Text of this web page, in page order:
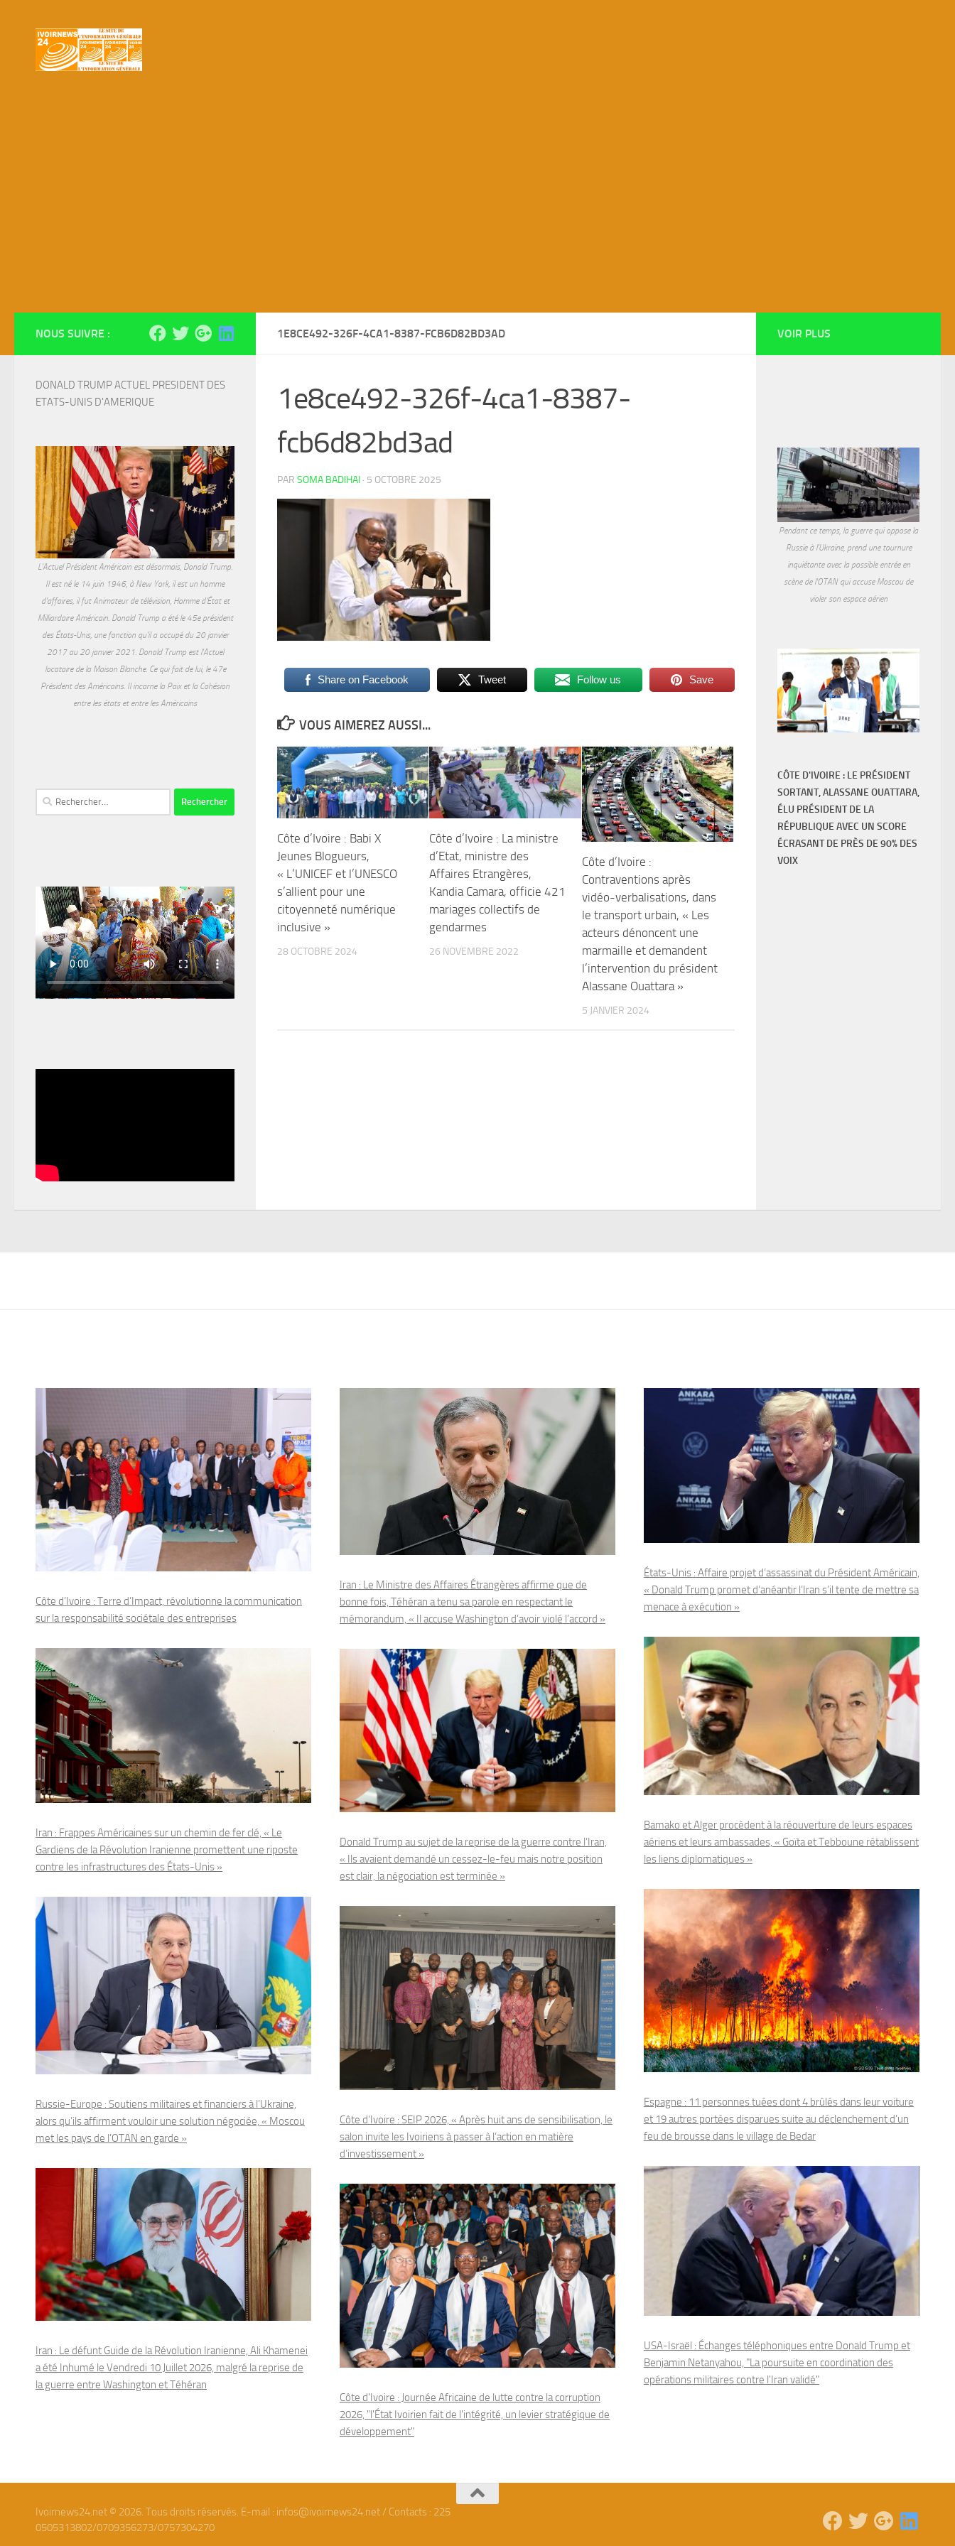
1E8CE492-326F-4CA1-8387-FCB6D82BD3AD
1e8ce492-326f-4ca1-8387-
fcb6d82bd3ad
PAR SOMA BADIHAI · 5 OCTOBRE 2025
Share on Facebook Tweet Follow us Save
VOUS AIMEREZ AUSSI...
Côte d’Ivoire : Babi X
Jeunes Blogueurs,
« L’UNICEF et l’UNESCO
s’allient pour une
citoyenneté numérique
inclusive »
28 OCTOBRE 2024
Côte d’Ivoire : La ministre
d’Etat, ministre des
Affaires Etrangères,
Kandia Camara, officie 421
mariages collectifs de
gendarmes
26 NOVEMBRE 2022
Côte d’Ivoire :
Contraventions après
vidéo-verbalisations, dans
le transport urbain, « Les
acteurs dénoncent une
marmaille et demandent
l’intervention du président
Alassane Ouattara »
5 JANVIER 2024
NOUS SUIVRE :
DONALD TRUMP ACTUEL PRESIDENT DES
ETATS-UNIS D'AMERIQUE
L'Actuel Président Américain est désormais, Donald Trump.
Il est né le 14 juin 1946, à New York, il est un homme
d'affaires, il fut Animateur de télévision, Homme d'État et
Milliardaire Américain. Donald Trump a été le 45e président
des États-Unis, une fonction qu'il a occupé du 20 janvier
2017 au 20 janvier 2021. Donald Trump est l'Actuel
locataire de la Maison Blanche. Ce qui fait de lui, le 47e
Président des Américains. Il incarne la Paix et la Cohésion
entre les états et entre les Américains
Rechercher :
VOIR PLUS
Pendant ce temps, la guerre qui oppose la
Russie à l'Ukraine, prend une tournure
inquiétante avec la possible entrée en
scène de l'OTAN qui accuse Moscou de
violer son espace aérien
CÔTE D'IVOIRE : LE PRÉSIDENT
SORTANT, ALASSANE OUATTARA,
ÉLU PRÉSIDENT DE LA
RÉPUBLIQUE AVEC UN SCORE
ÉCRASANT DE PRÈS DE 90% DES
VOIX
Côte d’Ivoire : Terre d’Impact, révolutionne la communication
sur la responsabilité sociétale des entreprises
Iran : Frappes Américaines sur un chemin de fer clé, « Le
Gardiens de la Révolution Iranienne promettent une riposte
contre les infrastructures des États-Unis »
Russie-Europe : Soutiens militaires et financiers à l’Ukraine,
alors qu’ils affirment vouloir une solution négociée, « Moscou
met les pays de l’OTAN en garde »
Iran : Le défunt Guide de la Révolution Iranienne, Ali Khamenei
a été Inhumé le Vendredi 10 Juillet 2026, malgré la reprise de
la guerre entre Washington et Téhéran
Iran : Le Ministre des Affaires Étrangères affirme que de
bonne fois, Téhéran a tenu sa parole en respectant le
mémorandum, « Il accuse Washington d’avoir violé l’accord »
Donald Trump au sujet de la reprise de la guerre contre l’Iran,
« Ils avaient demandé un cessez-le-feu mais notre position
est clair, la négociation est terminée »
Côte d’Ivoire : SEIP 2026, « Après huit ans de sensibilisation, le
salon invite les Ivoiriens à passer à l’action en matière
d’investissement »
Côte d'Ivoire : Journée Africaine de lutte contre la corruption
2026, "l'État Ivoirien fait de l'intégrité, un levier stratégique de
développement"
États-Unis : Affaire projet d’assassinat du Président Américain,
« Donald Trump promet d’anéantir l’Iran s’il tente de mettre sa
menace à exécution »
Bamako et Alger procèdent à la réouverture de leurs espaces
aériens et leurs ambassades, « Goïta et Tebboune rétablissent
les liens diplomatiques »
Espagne : 11 personnes tuées dont 4 brûlés dans leur voiture
et 19 autres portées disparues suite au déclenchement d’un
feu de brousse dans le village de Bedar
USA-Israël : Échanges téléphoniques entre Donald Trump et
Benjamin Netanyahou, "La poursuite en coordination des
opérations militaires contre l'Iran validé"
Ivoirnews24.net © 2026. Tous droits réservés. E-mail : infos@ivoirnews24.net / Contacts : 225
0505313802/0709356273/0757304270